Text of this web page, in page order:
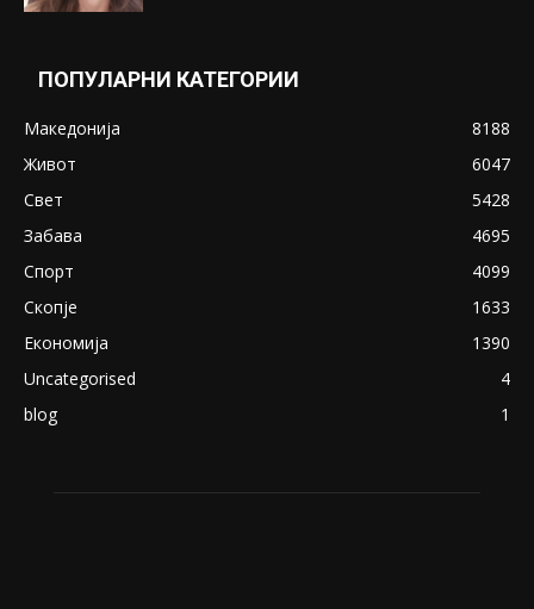
ПОПУЛАРНИ КАТЕГОРИИ
Македонија
8188
Живот
6047
Свет
5428
Забава
4695
Спорт
4099
Скопје
1633
Економија
1390
Uncategorised
4
blog
1